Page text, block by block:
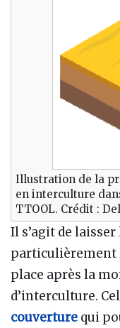
Illustration de la
en interculture
TTOOL. Crédit :
Il s’agit de laisser
particulièrement
place après la
d’interculture.
couverture qui